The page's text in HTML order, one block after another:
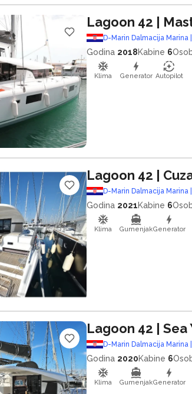
Lagoon 42 |
D-Marin Dalmacija Marina
Godina 2018Kabine 6
Klima Generator Autopilot
Lagoon 42 |
D-Marin Dalmacija Marina
Godina 2021Kabine 6
Klima GumenjakGenerator
Lagoon 42 | Sea
D-Marin Dalmacija Marina
Godina 2020Kabine 6
Klima GumenjakGenerator